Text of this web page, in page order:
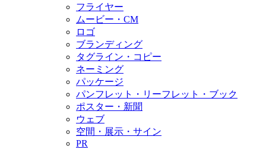
フライヤー
ムービー・CM
ロゴ
ブランディング
タグライン・コピー
ネーミング
パッケージ
パンフレット・リーフレット・ブック
ポスター・新聞
ウェブ
空間・展示・サイン
PR